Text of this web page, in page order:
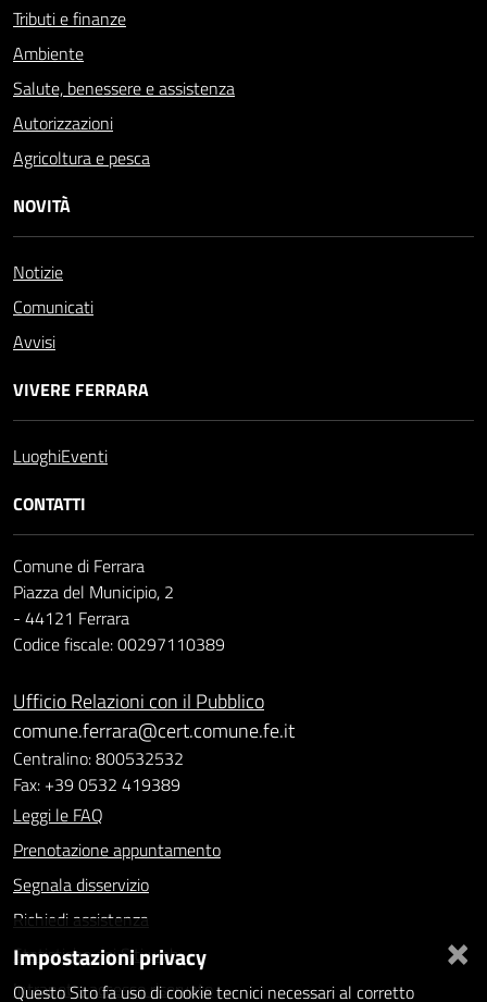
Tributi e finanze
Ambiente
Salute, benessere e assistenza
Autorizzazioni
Agricoltura e pesca
NOVITÀ
Notizie
Comunicati
Avvisi
VIVERE FERRARA
LuoghiEventi
CONTATTI
Comune di Ferrara
Piazza del Municipio, 2
- 44121 Ferrara
Codice fiscale: 00297110389
Ufficio Relazioni con il Pubblico
comune.ferrara@cert.comune.fe.it
Centralino: 800532532
Fax: +39 0532 419389
Leggi le FAQ
Prenotazione appuntamento
Segnala disservizio
Richiedi assistenza
Statistiche dei Siti web
Intranet - accesso riservato
×
Impostazioni privacy
Questo Sito fa uso di cookie tecnici necessari al corretto